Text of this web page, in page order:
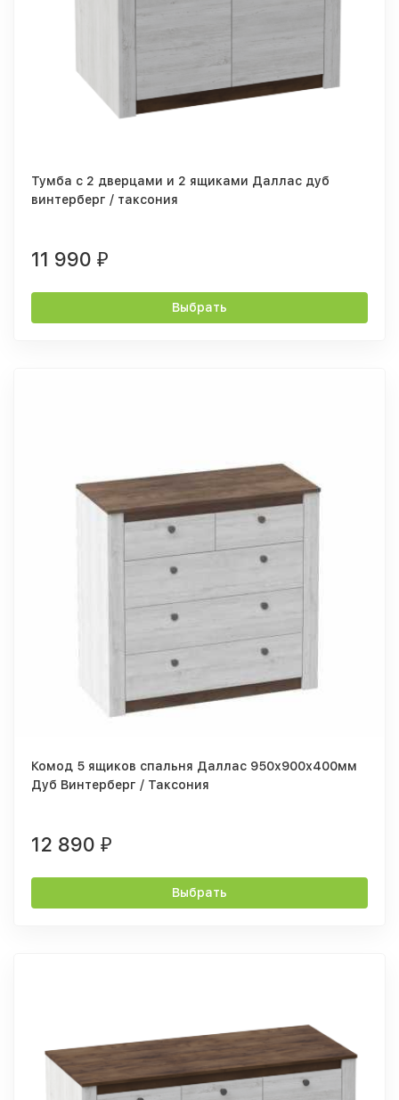
Тумба с 2 дверцами и 2 ящиками Даллас дуб
винтерберг / таксония
11 990 ₽
Выбрать
Комод 5 ящиков спальня Даллас 950х900х400мм
Дуб Винтерберг / Таксония
12 890 ₽
Выбрать